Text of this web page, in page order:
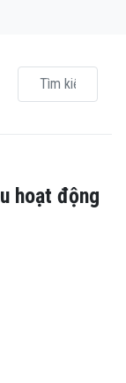
hoạt động